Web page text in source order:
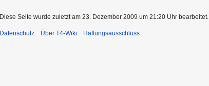
Diese Seite wurde zuletzt am 23. Dezember 2009 um 21:20 Uhr bearbeitet.
Datenschutz Über T4-Wiki Haftungsausschluss